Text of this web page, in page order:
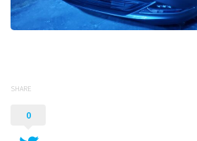
SHARE
0